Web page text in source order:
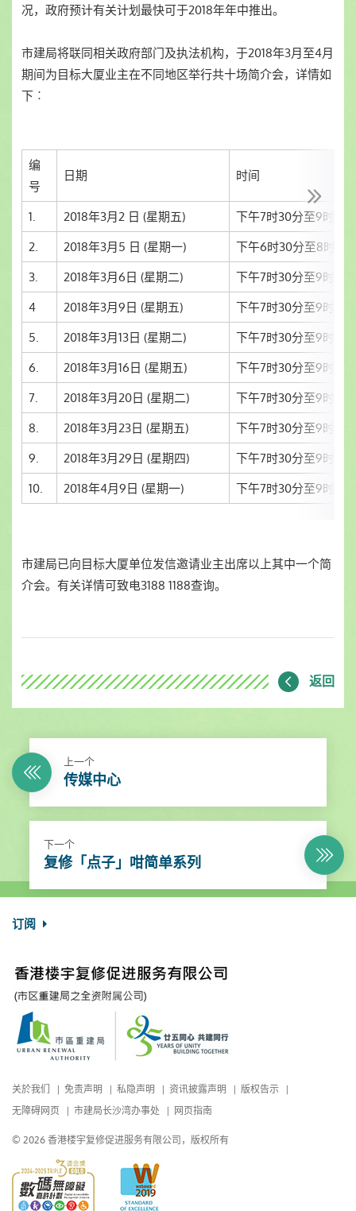
况，政府预计有关计划最快可于2018年年中推出。
市建局将联同相关政府部门及执法机构，于2018年3月至4月
期间为目标大厦业主在不同地区举行共十场简介会，详情如
下︰
编
号
日期 时间
1. 2018年3月2 日 (星期五)
下午7时30分至9时30
2.
2018年3月5 日 (星期一)
下午6时30分至8时30
3.
2018年3月6日 (星期二)
下午7时30分至9时30
4
2018年3月9日 (星期五)
下午7时30分至9时30
5.
2018年3月13日 (星期二)
下午7时30分至9时30
6.
2018年3月16日 (星期五)
下午7时30分至9时30
7.
2018年3月20日 (星期二)
下午7时30分至9时30
8.
2018年3月23日 (星期五)
下午7时30分至9时30
9.
2018年3月29日 (星期四)
下午7时30分至9时30
10.
2018年4月9日 (星期一) 下午7时30分至9时30
市建局已向目标大厦单位发信邀请业主出席以上其中一个简
介会。有关详情可致电3188 1188查询。
返回
上一个
传媒中心
下一个
复修「点子」咁简单系列
订阅
关於我们 免责声明 私隐声明 资讯披露声明
版权告示
无障碍网页
市建局长沙湾办事处 网页指南
© 2026 香港楼宇复修促进服务有限公司，版权所有